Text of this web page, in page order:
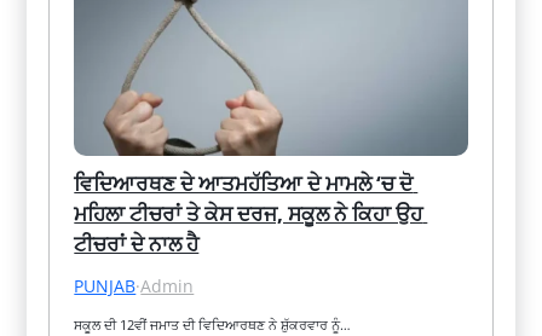
ਵਿਦਿਆਰਥਣ ਦੇ ਆਤਮਹੱਤਿਆ ਦੇ ਮਾਮਲੇ ‘ਚ ਦੋ
ਮਹਿਲਾ ਟੀਚਰਾਂ ਤੇ ਕੇਸ ਦਰਜ, ਸਕੂਲ ਨੇ ਕਿਹਾ ਉਹ
ਟੀਚਰਾਂ ਦੇ ਨਾਲ ਹੈ
PUNJAB·Admin
ਸਕੂਲ ਦੀ 12ਵੀਂ ਜਮਾਤ ਦੀ ਵਿਦਿਆਰਥਣ ਨੇ ਸ਼ੁੱਕਰਵਾਰ ਨੂੰ…